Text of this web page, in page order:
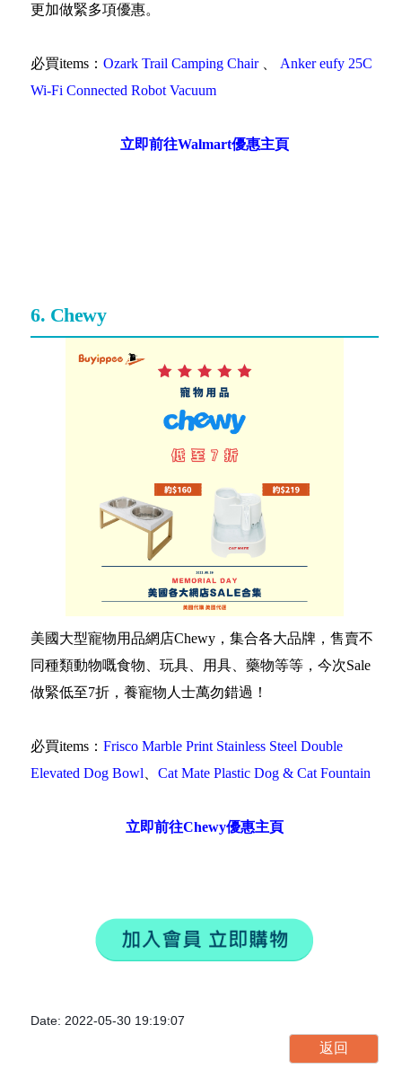
更加做緊多項優惠。
必買items： Ozark Trail Camping Chair、
Anker eufy 25C
Wi-Fi Connected Robot Vacuum
立即前往Walmart優惠主頁
6. Chewy
美國大型寵物用品網店Chewy，集合各大品牌，售賣不
同種類動物嘅食物、玩具、用具、藥物等等，今次Sale
做緊低至7折，養寵物人士萬勿錯過！
必買items： Frisco Marble Print Stainless Steel Double
Elevated Dog Bowl
Cat Mate Plastic Dog & Cat Fountain
立即前往Chewy優惠主頁
Date: 2022-05-30 19:19:07